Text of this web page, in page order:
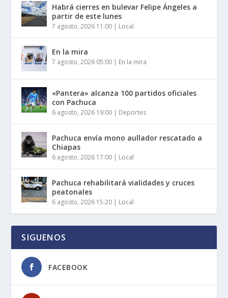
Habrá cierres en bulevar Felipe Ángeles a
partir de este lunes
7 agosto, 2026 11:00 | Local
En la mira
7 agosto, 2026 05:00 | En la mira
«Pantera» alcanza 100 partidos oficiales
con Pachuca
6 agosto, 2026 19:00 | Deportes
Pachuca envía mono aullador rescatado a
Chiapas
6 agosto, 2026 17:00 | Local
Pachuca rehabilitará vialidades y cruces
peatonales
6 agosto, 2026 15:20 | Local
SIGUENOS
FACEBOOK